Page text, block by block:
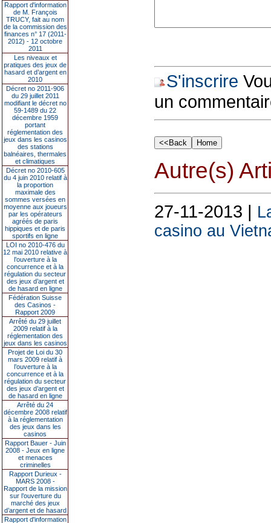
Rapport d'information
de M. François
TRUCY, fait au nom
de la commission des
finances n° 17 (2011-
2012) - 12 octobre
2011
Les niveaux et
pratiques des jeux de
hasard et d’argent en
2010
Décret no 2011-906
du 29 juillet 2011
modifiant le décret no
59-1489 du 22
décembre 1959
portant
réglementation des
jeux dans les casinos
des stations
balnéaires, thermales
et climatiques
Décret no 2010-605
du 4 juin 2010 relatif à
la proportion
maximale des
sommes versées en
moyenne aux joueurs
par les opérateurs
agréés de paris
hippiques et de paris
sportifs en ligne
LOI no 2010-476 du
12 mai 2010 relative à
l’ouverture à la
concurrence et à la
régulation du secteur
des jeux d’argent et
de hasard en ligne
Fédération Suisse
des Casinos -
Rapport 2009
Arrêté du 29 juillet
2009 relatif à la
réglementation des
jeux dans les casinos
Projet de Loi du 30
mars 2009 relatif à
l’ouverture à la
concurrence et à la
régulation du secteur
des jeux d’argent et
de hasard en ligne
Arrêté du 24
décembre 2008 relatif
à la réglementation
des jeux dans les
casinos
Rapport Bauer - Juin
2008 - Jeux en ligne
et menaces
criminelles
Rapport Durieux -
MARS 2008 -
Rapport de la mission
sur l’ouverture du
marché des jeux
d’argent et de hasard
Rapport d'information
S'inscrire
un
Autre(s)
27-11-2013 |
casino au